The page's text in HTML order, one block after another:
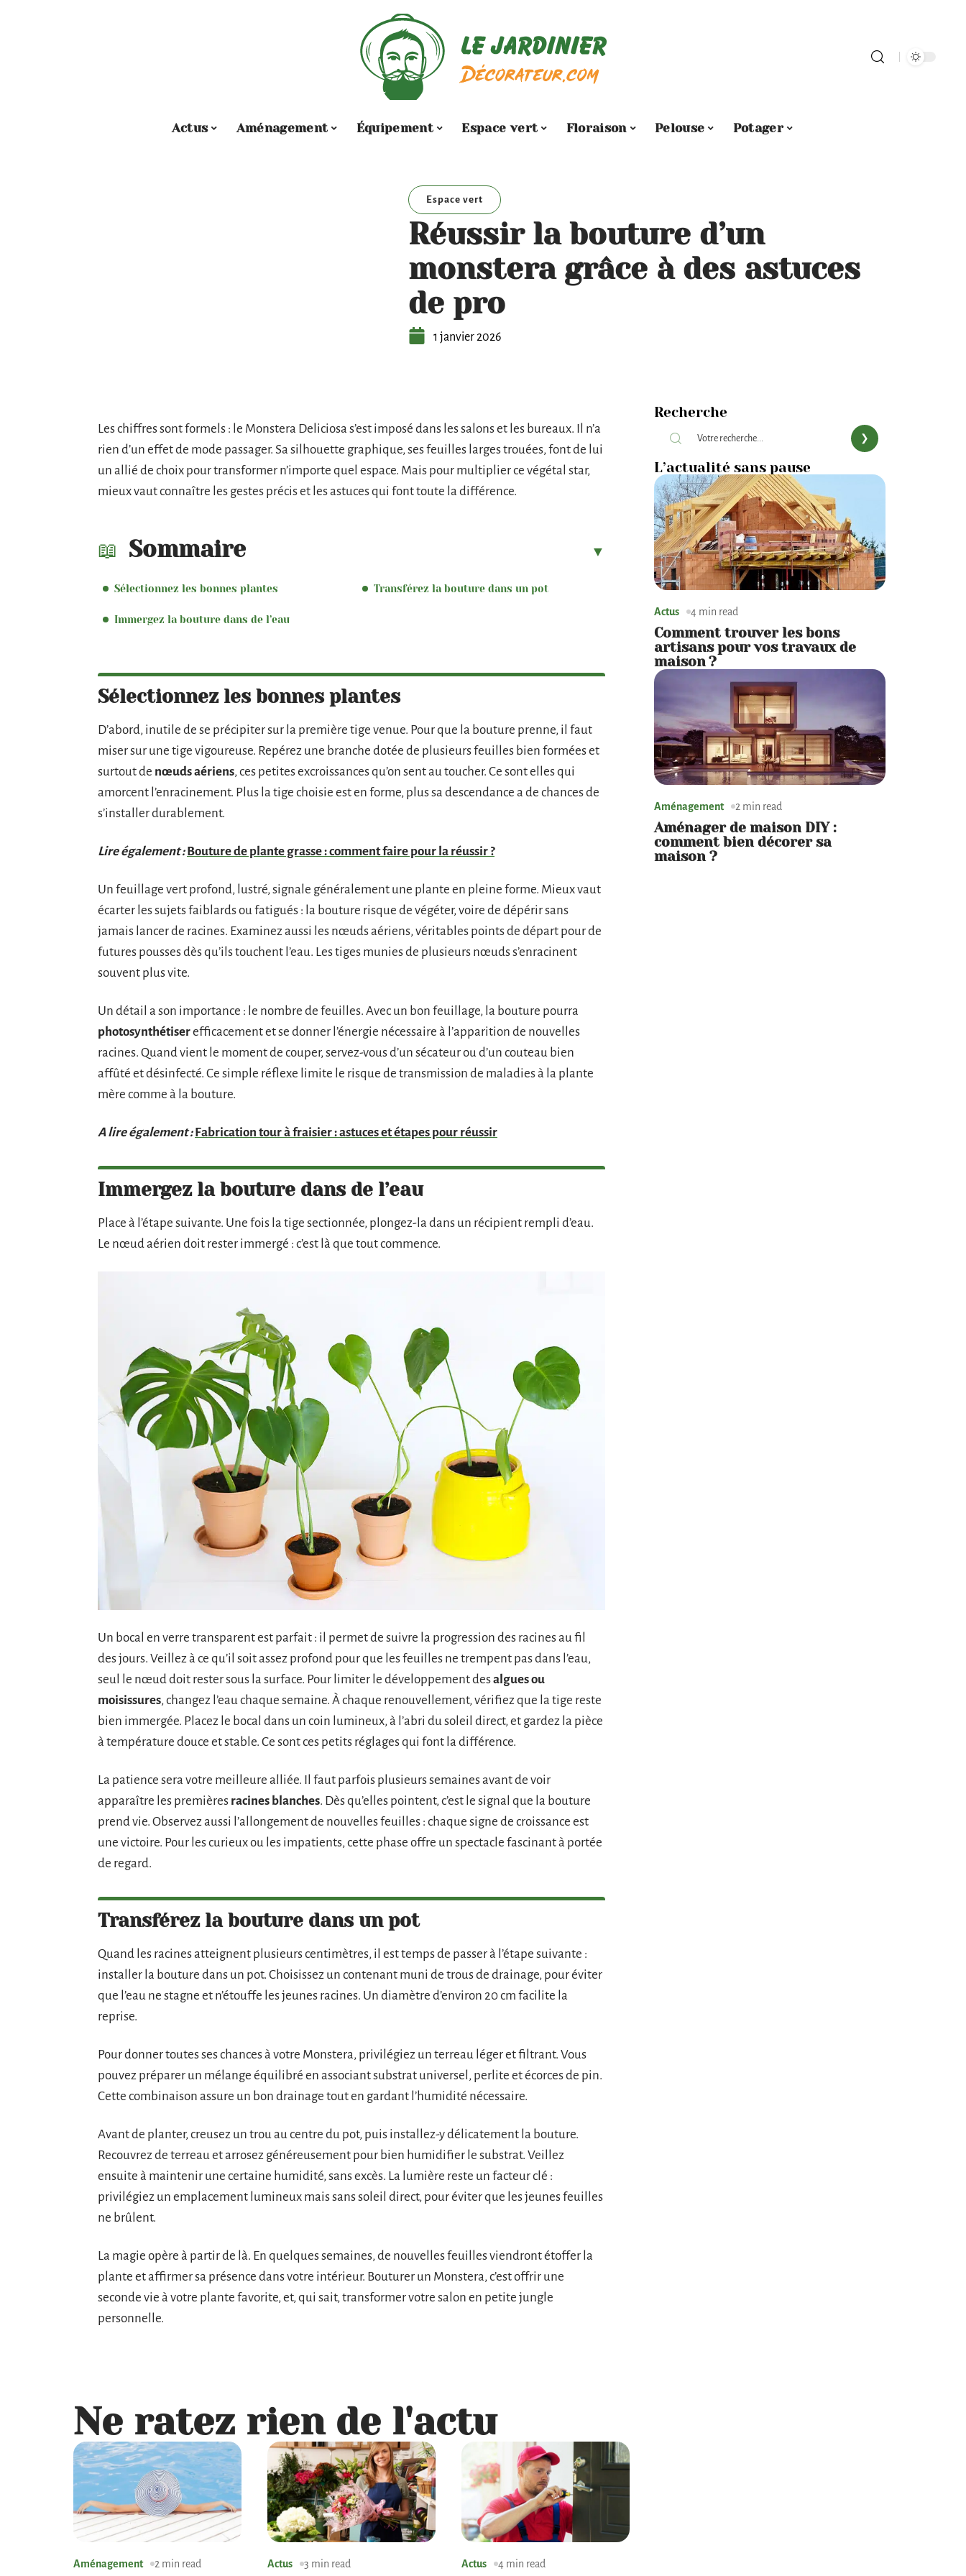
Actus Aménagement Équipement Espace vert Floraison Pelouse Potager
Espace vert
Réussir la bouture d’un
monstera grâce à des astuces
de pro
1 janvier 2026
Les chiffres sont formels : le Monstera Deliciosa s’est imposé dans les salons et les bureaux. Il n’a
rien d’un effet de mode passager. Sa silhouette graphique, ses feuilles larges trouées, font de lui
un allié de choix pour transformer n’importe quel espace. Mais pour multiplier ce végétal star,
mieux vaut connaître les gestes précis et les astuces qui font toute la différence.
Sommaire
Sélectionnez les bonnes plantes
Immergez la bouture dans de l’eau
Transférez la bouture dans un pot
Sélectionnez les bonnes plantes
D’abord, inutile de se précipiter sur la première tige venue. Pour que la bouture prenne, il faut
miser sur une tige vigoureuse. Repérez une branche dotée de plusieurs feuilles bien formées et
surtout de nœuds aériens, ces petites excroissances qu’on sent au toucher. Ce sont elles qui
amorcent l’enracinement. Plus la tige choisie est en forme, plus sa descendance a de chances de
s’installer durablement.
Lire également : Bouture de plante grasse : comment faire pour la réussir ?
Un feuillage vert profond, lustré, signale généralement une plante en pleine forme. Mieux vaut
écarter les sujets faiblards ou fatigués : la bouture risque de végéter, voire de dépérir sans
jamais lancer de racines. Examinez aussi les nœuds aériens, véritables points de départ pour de
futures pousses dès qu’ils touchent l’eau. Les tiges munies de plusieurs nœuds s’enracinent
souvent plus vite.
Un détail a son importance : le nombre de feuilles. Avec un bon feuillage, la bouture pourra
photosynthétiserefficacement et se donner l’énergie nécessaire à l’apparition de nouvelles
racines. Quand vient le moment de couper, servez-vous d’un sécateur ou d’un couteau bien
affûté et désinfecté. Ce simple réflexe limite le risque de transmission de maladies à la plante
mère comme à la bouture.
A lire également : Fabrication tour à fraisier : astuces et étapes pour réussir
Immergez la bouture dans de l’eau
Place à l’étape suivante. Une fois la tige sectionnée, plongez-la dans un récipient rempli d’eau.
Le nœud aérien doit rester immergé : c’est là que tout commence.
Un bocal en verre transparent est parfait : il permet de suivre la progression des racines au fil
des jours. Veillez à ce qu’il soit assez profond pour que les feuilles ne trempent pas dans l’eau,
seul le nœud doit rester sous la surface. Pour limiter le développement desalgues ou
moisissures, changez l’eau chaque semaine. À chaque renouvellement, vérifiez que la tige reste
bien immergée. Placez le bocal dans un coin lumineux, à l’abri du soleil direct, et gardez la pièce
à température douce et stable. Ce sont ces petits réglages qui font la différence.
La patience sera votre meilleure alliée. Il faut parfois plusieurs semaines avant de voir
apparaître les premières racines blanches. Dès qu’elles pointent, c’est le signal que la bouture
prend vie. Observez aussi l’allongement de nouvelles feuilles : chaque signe de croissance est
une victoire. Pour les curieux ou les impatients, cette phase offre un spectacle fascinant à portée
de regard.
Transférez la bouture dans un pot
Quand les racines atteignent plusieurs centimètres, il est temps de passer à l’étape suivante :
installer la bouture dans un pot. Choisissez un contenant muni de trous de drainage, pour éviter
que l’eau ne stagne et n’étouffe les jeunes racines. Un diamètre d’environ 20 cm facilite la
reprise.
Pour donner toutes ses chances à votre Monstera, privilégiez un terreau léger et filtrant. Vous
pouvez préparer un mélange équilibré en associant substrat universel, perlite et écorces de pin.
Cette combinaison assure un bon drainage tout en gardant l’humidité nécessaire.
Avant de planter, creusez un trou au centre du pot, puis installez-y délicatement la bouture.
Recouvrez de terreau et arrosez généreusement pour bien humidifier le substrat. Veillez
ensuite à maintenir une certaine humidité, sans excès. La lumière reste un facteur clé :
privilégiez un emplacement lumineux mais sans soleil direct, pour éviter que les jeunes feuilles
ne brûlent.
La magie opère à partir de là. En quelques semaines, de nouvelles feuilles viendront étoffer la
plante et affirmer sa présence dans votre intérieur. Bouturer un Monstera, c’est offrir une
seconde vie à votre plante favorite, et, qui sait, transformer votre salon en petite jungle
personnelle.
Ne ratez rien de l'actu
Aménagement 2 min read Actus 3 min read Actus 4 min read
Recherche
L’actualité sans pause
Actus 4 min read
Comment trouver les bons
artisans pour vos travaux de
maison ?
Aménagement 2 min read
Aménager de maison DIY :
comment bien décorer sa
maison ?